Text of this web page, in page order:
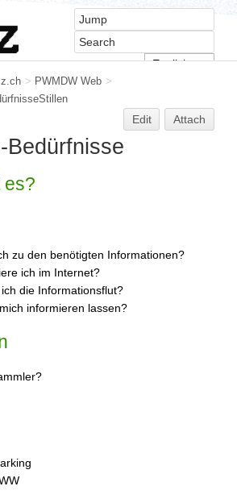
> PWMDW Web >
Edit Attach
Bedürfnisse
es?
zu den benötigten Informationen?
ich im Internet?
die Informationsflut?
informieren lassen?